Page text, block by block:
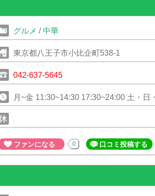
グルメ /中華
東京都八王子市小比企町538-1
042-637-5645
月~金 11:30~14:30 17:30~24:00 土・日
ファンになる 0 口コミ投稿する